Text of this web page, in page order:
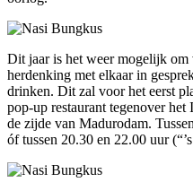
Dit jaar is het weer mogelijk
herdenking met elkaar in
drinken. Dit zal voor het eerst
pop-up restaurant tegenover
de zijde van Madurodam.
óf tussen 20.30 en 22.00 uur